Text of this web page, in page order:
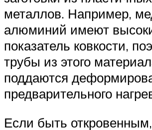
металлов. Например,
алюминий имеют
показатель ковкости,
трубы из этого
поддаются
предварительного
Если быть